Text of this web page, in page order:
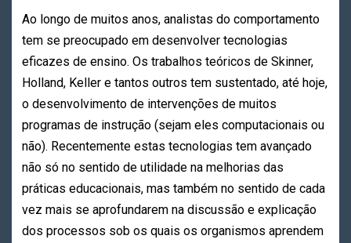
Ao longo de muitos anos, analistas do comportamento
tem se preocupado em desenvolver tecnologias
eficazes de ensino. Os trabalhos teóricos de Skinner,
Holland, Keller e tantos outros tem sustentado, até hoje,
o desenvolvimento de intervenções de muitos
programas de instrução (sejam eles computacionais ou
não). Recentemente estas tecnologias tem avançado
não só no sentido de utilidade na melhorias das
práticas educacionais, mas também no sentido de cada
vez mais se aprofundarem na discussão e explicação
dos processos sob os quais os organismos aprendem